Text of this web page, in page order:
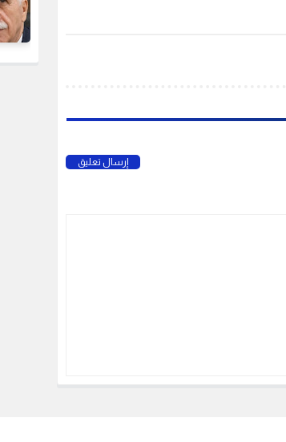
إرسال تعليق